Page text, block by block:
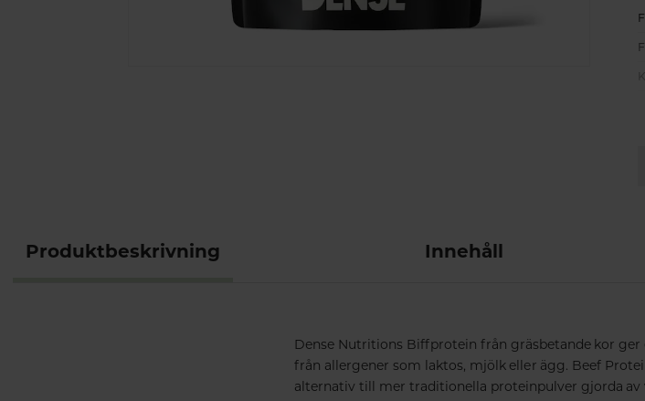
Produktbeskrivning Innehåll
Dense Nutritions Biffprotein från gräsbetande kor
från allergener som laktos, mjölk eller ägg. Beef
alternativ till mer traditionella proteinpulver gjorda av